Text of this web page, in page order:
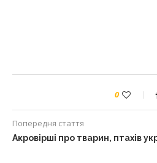
0
Попередня стаття
Акровірші про тварин, птахів